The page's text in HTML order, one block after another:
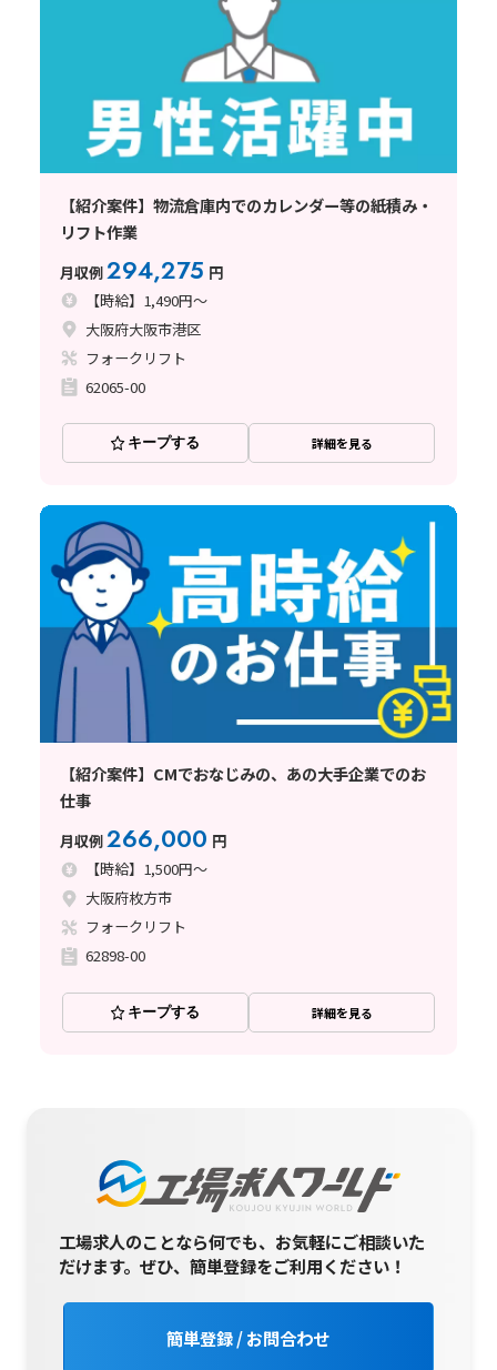
【紹介案件】物流倉庫内でのカレンダー等の紙積み・
リフト作業
月収例294,275 円
【時給】1,490円～
大阪府大阪市港区
フォークリフト
62065-00
キープする 詳細を見る
【紹介案件】CMでおなじみの、あの大手企業でのお
仕事
月収例266,000 円
【時給】1,500円～
大阪府枚方市
フォークリフト
62898-00
キープする 詳細を見る
工場求人のことなら何でも、お気軽にご相談いた
だけます。ぜひ、簡単登録をご利用ください！
簡単登録 / お問合わせ